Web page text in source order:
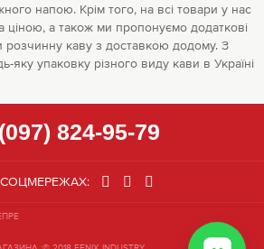
напою. Крім того, на всі товари у нас
ціною, а також ми пропонуємо додаткові
розчинну каву з доставкою додому. З
яку упаковку різного виду кави в Україні
(097) 824-95-79